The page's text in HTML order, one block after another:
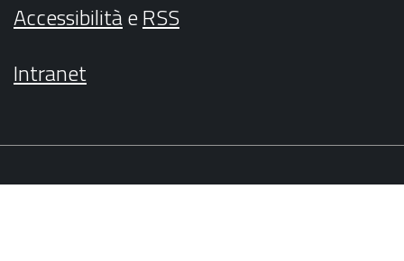
AccessibilitàeRSS
Intranet